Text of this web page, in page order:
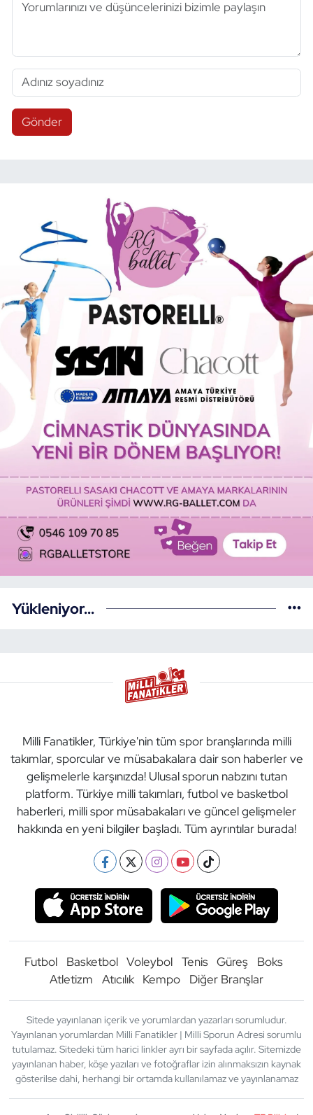
Gönder
Yükleniyor...
Milli Fanatikler, Türkiye'nin tüm spor branşlarında milli
takımlar, sporcular ve müsabakalara dair son haberler ve
gelişmelerle karşınızda! Ulusal sporun nabzını tutan
platform. Türkiye milli takımları, futbol ve basketbol
haberleri, milli spor müsabakaları ve güncel gelişmeler
hakkında en yeni bilgiler başladı. Tüm ayrıntılar burada!
Futbol Basketbol Voleybol Tenis Güreş
Boks
Atletizm
Atıcılık Kempo Diğer Branşlar
Sitede yayınlanan içerik ve yorumlardan yazarları sorumludur.
Yayınlanan yorumlardan Milli Fanatikler | Milli Sporun Adresi sorumlu
tutulamaz. Sitedeki tüm harici linkler ayrı bir sayfada açılır. Sitemizde
yayınlanan haber, köşe yazıları ve fotoğraflar izin alınmaksızın kaynak
gösterilse dahi, herhangi bir ortamda kullanılamaz ve yayınlanamaz